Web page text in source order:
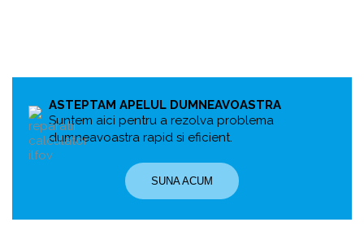
ASTEPTAM APELUL DUMNEAVOASTRA
Suntem aici pentru a rezolva problema
dumneavoastra rapid si eficient.
SUNA ACUM